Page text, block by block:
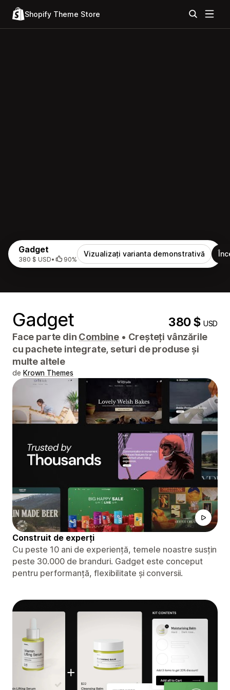
Shopify Theme Store
Gadget
380 $ USD• 90%
Vizualizați varianta demonstrativă
Gadget 380 $USD
Face parte din Combine • Creșteți vânzările
cu pachete integrate, seturi de produse și
multe altele
de Krown Themes
Construit de experți
Cu peste 10 ani de experiență, temele noastre susțin
peste 30.000 de branduri. Gadget este conceput
pentru performanță, flexibilitate și conversii.